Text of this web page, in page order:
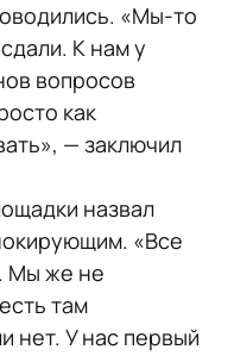
«Мы-то
К нам у
вопросов
как
— заключил
назвал
«Все
Мы же не
там
нет. У нас первый